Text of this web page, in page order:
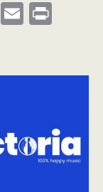
LinkedIn
Email